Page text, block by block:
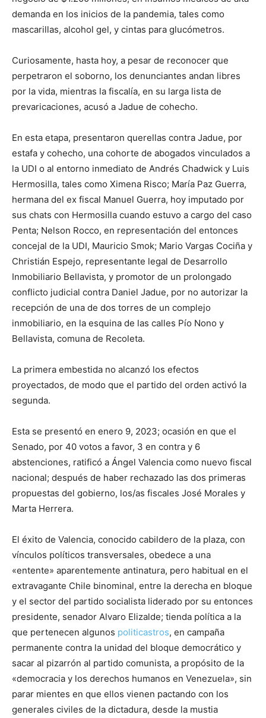
demanda en los inicios de la pandemia, tales como
mascarillas, alcohol gel, y cintas para glucómetros.
Curiosamente, hasta hoy, a pesar de reconocer que
perpetraron el soborno, los denunciantes andan libres
por la vida, mientras la fiscalía, en su larga lista de
prevaricaciones, acusó a Jadue de cohecho.
En esta etapa, presentaron querellas contra Jadue, por
estafa y cohecho, una cohorte de abogados vinculados a
la UDI o al entorno inmediato de Andrés Chadwick y Luis
Hermosilla, tales como Ximena Risco; María Paz Guerra,
hermana del ex fiscal Manuel Guerra, hoy imputado por
sus chats con Hermosilla cuando estuvo a cargo del caso
Penta; Nelson Rocco, en representación del entonces
concejal de la UDI, Mauricio Smok; Mario Vargas Cociña y
Christián Espejo, representante legal de Desarrollo
Inmobiliario Bellavista, y promotor de un prolongado
conflicto judicial contra Daniel Jadue, por no autorizar la
recepción de una de dos torres de un complejo
inmobiliario, en la esquina de las calles Pío Nono y
Bellavista, comuna de Recoleta.
La primera embestida no alcanzó los efectos
proyectados, de modo que el partido del orden activó la
segunda.
Esta se presentó en enero 9, 2023; ocasión en que el
Senado, por 40 votos a favor, 3 en contra y 6
abstenciones, ratificó a Ángel Valencia como nuevo fiscal
nacional; después de haber rechazado las dos primeras
propuestas del gobierno, los/as fiscales José Morales y
Marta Herrera.
El éxito de Valencia, conocido cabildero de la plaza, con
vínculos políticos transversales, obedece a una
«entente» aparentemente antinatura, pero habitual en el
extravagante Chile binominal, entre la derecha en bloque
y el sector del partido socialista liderado por su entonces
presidente, senador Alvaro Elizalde; tienda política a la
que pertenecen algunos politicastros, en campaña
permanente contra la unidad del bloque democrático y
sacar al pizarrón al partido comunista, a propósito de la
«democracia y los derechos humanos en Venezuela», sin
parar mientes en que ellos vienen pactando con los
generales civiles de la dictadura, desde la mustia